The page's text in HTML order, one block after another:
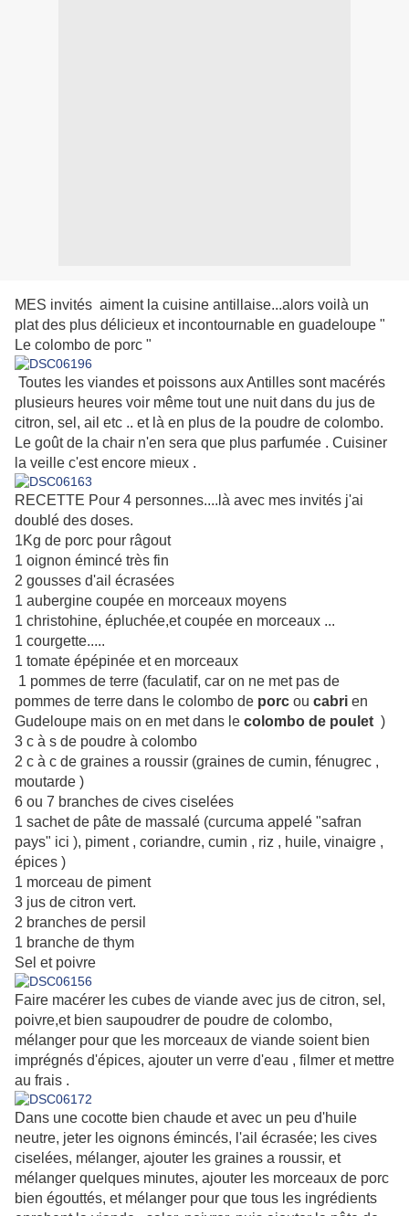
MES invités aiment la cuisine antillaise...alors voilà un
plat des plus délicieux et incontournable en guadeloupe "
Le colombo de porc "
Toutes les viandes et poissons aux Antilles sont macérés
plusieurs heures voir même tout une nuit dans du jus de
citron, sel, ail etc .. et là en plus de la poudre de colombo.
Le goût de la chair n'en sera que plus parfumée . Cuisiner
la veille c'est encore mieux .
RECETTE Pour 4 personnes....là avec mes invités j'ai
doublé des doses.
1Kg de porc pour râgout
1 oignon émincé très fin
2 gousses d'ail écrasées
1 aubergine coupée en morceaux moyens
1 christohine, épluchée,et coupée en morceaux ...
1 courgette.....
1 tomate épépinée et en morceaux
1 pommes de terre (faculatif, car on ne met pas de
pommes de terre dans le colombo de porc ou cabri en
Gudeloupe mais on en met dans le colombo de poulet )
3 c à s de poudre à colombo
2 c à c de graines a roussir (graines de cumin, fénugrec ,
moutarde )
6 ou 7 branches de cives ciselées
1 sachet de pâte de massalé (curcuma appelé "safran
pays" ici ), piment , coriandre, cumin , riz , huile, vinaigre ,
épices )
1 morceau de piment
3 jus de citron vert.
2 branches de persil
1 branche de thym
Sel et poivre
Faire macérer les cubes de viande avec jus de citron, sel,
poivre,et bien saupoudrer de poudre de colombo,
mélanger pour que les morceaux de viande soient bien
imprégnés d'épices, ajouter un verre d'eau , filmer et mettre
au frais .
Dans une cocotte bien chaude et avec un peu d'huile
neutre, jeter les oignons émincés, l'ail écrasée; les cives
ciselées, mélanger, ajouter les graines a roussir, et
mélanger quelques minutes, ajouter les morceaux de porc
bien égouttés, et mélanger pour que tous les ingrédients